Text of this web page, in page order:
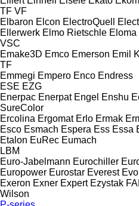
TF VF
Elbaron Elcon ElectroQuell
Ellerwerk Elmo Rietschle Eloma
VSC
Emake3D Emco Emerson Emil
TF
Emmegi Empero Enco Endress
ESE EZG
Enerpac Enerpat Engel Enshu
SureColor
Ercolina Ergomat Erlo Ermak
Esco Esmach Espera Ess Essa
Etalon EuRec Eumach
LBM
Euro-Jabelmann Eurochiller
Europower Eurostar Everest Evo
Exeron Exner Expert Ezystak
Wilson